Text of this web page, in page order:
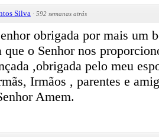
Silva · 592 semanas atrás
obrigada por mais um
que o Senhor nos
,obrigada pelo meu
Irmãos , parentes e
Amem.